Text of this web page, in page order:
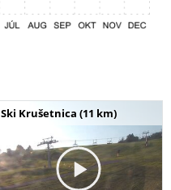
Ski Krušetnica (11 km)